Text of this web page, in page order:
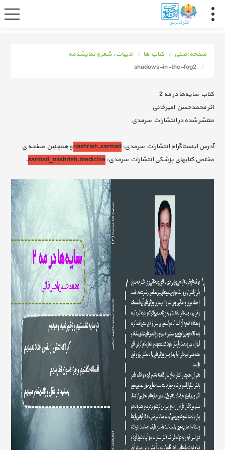
صفحه اصلی کتاب ها
ادبیات، شعر و نمایشنامه
shadows-in-the-fog2
کتاب سایه‌ها در مه 2
اثر محمدحسن امیرخانی
منتشر شده در انتشارات سرمدی
آدرس اینستاگرام انتشارات سرمدی: nashrieh.sarmadو همچنین صفحه ی
مختص کتابهای پزشکی انتشارات سرمدی: sarmad_nashrieh.medicine
.